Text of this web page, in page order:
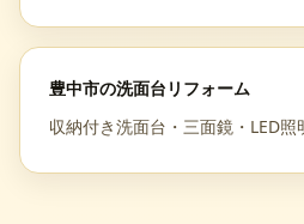
豊中市の洗面台リフォーム
収納付き洗面台・三面鏡・LED照